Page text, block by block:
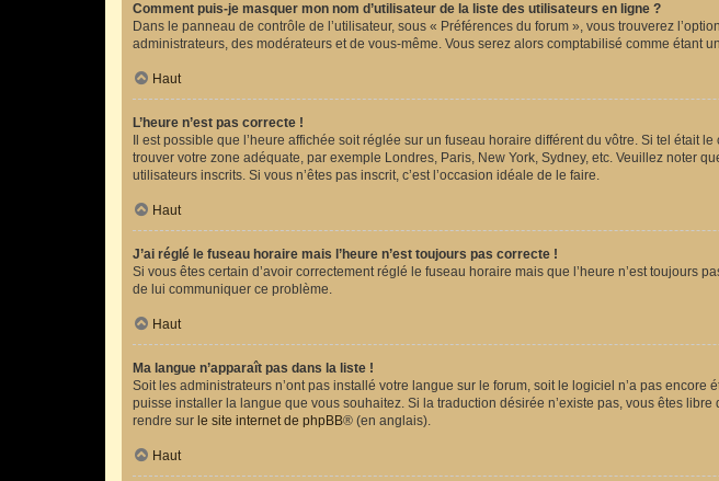
Comment puis-je masquer mon nom d’utilisateur de la liste des utilisateurs en ligne ?
Dans le panneau de contrôle de l’utilisateur, sous « Préférences du forum », vous trouverez
administrateurs, des modérateurs et de vous-même. Vous serez alors comptabilisé comme étant
Haut
L’heure n’est pas correcte !
Il est possible que l’heure affichée soit réglée sur un fuseau horaire différent du vôtre. Si tel
trouver votre zone adéquate, par exemple Londres, Paris, New York, Sydney, etc. Veuillez noter
utilisateurs inscrits. Si vous n’êtes pas inscrit, c’est l’occasion idéale de le faire.
Haut
J’ai réglé le fuseau horaire mais l’heure n’est toujours pas correcte !
Si vous êtes certain d’avoir correctement réglé le fuseau horaire mais que l’heure n’est toujours
de lui communiquer ce problème.
Haut
Ma langue n’apparaît pas dans la liste !
Soit les administrateurs n’ont pas installé votre langue sur le forum, soit le logiciel n’a pas
puisse installer la langue que vous souhaitez. Si la traduction désirée n’existe pas, vous êtes
rendre sur le site internet de phpBB® (en anglais).
Haut